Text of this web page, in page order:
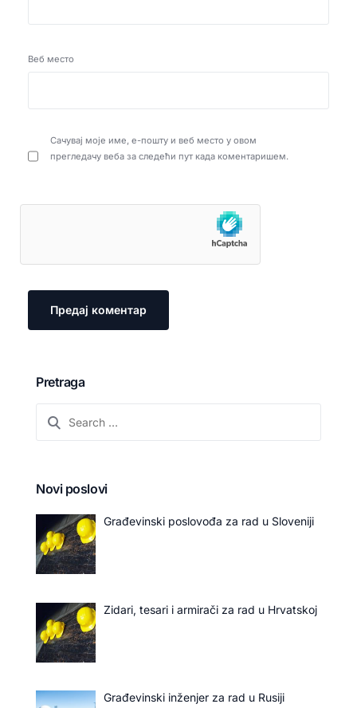
Веб место
Сачувај моје име, е-пошту и веб место у овом
прегледачу веба за следећи пут када коментаришем.
Pretraga
Novi poslovi
Građevinski poslovođa za rad u Sloveniji
Zidari, tesari i armirači za rad u Hrvatskoj
Građevinski inženjer za rad u Rusiji